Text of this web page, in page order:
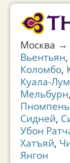
Москва →
Вьентьян,
Коломбо,
Куала-
Мельбурн,
Пномпень
Сидней,
Убон
Хатъяй,
Янгон